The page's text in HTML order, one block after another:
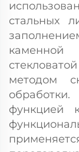
стальных
методом
функцией